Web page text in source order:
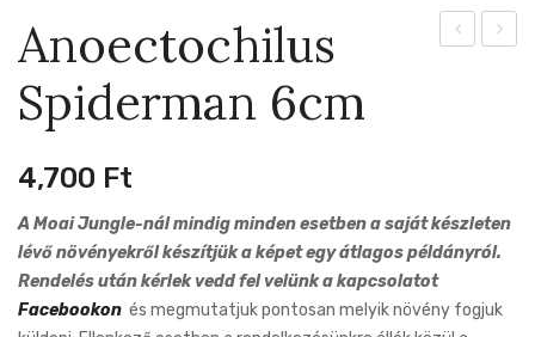
Anoectochilus
Spiderman 6cm
4,700 Ft
A Moai Jungle-nál mindig minden esetben a saját készleten
lévő növényekről készítjük a képet egy átlagos példányról.
Rendelés után kérlek vedd fel velünk a kapcsolatot
Facebookon és megmutatjuk pontosan melyik növény fogjuk